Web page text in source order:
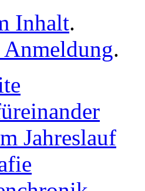
Inhalt.
.
Jahreslauf